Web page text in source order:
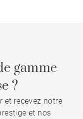
gamme
?
et recevez notre
et nos